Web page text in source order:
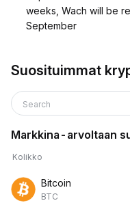
weeks, Wach will be
September
Suosituimmat
Search
Markkina-arvoltaan
Kolikko
Bitcoin
BTC